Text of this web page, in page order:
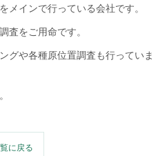
メインで行っている会社です。
査をご用命です。
グや各種原位置調査も行っていま
に戻る